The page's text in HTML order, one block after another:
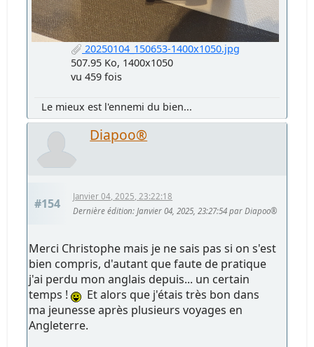
20250104_150653-1400x1050.jpg
507.95 Ko, 1400x1050
vu 459 fois
Le mieux est l'ennemi du bien...
Diapoo®
#154
Janvier 04, 2025, 23:22:18
Dernière édition: Janvier 04, 2025, 23:27:54 par Diapoo®
Merci Christophe mais je ne sais pas si on s'est
bien compris, d'autant que faute de pratique
j'ai perdu mon anglais depuis... un certain
temps !
Et alors que j'étais très bon dans
ma jeunesse après plusieurs voyages en
Angleterre.